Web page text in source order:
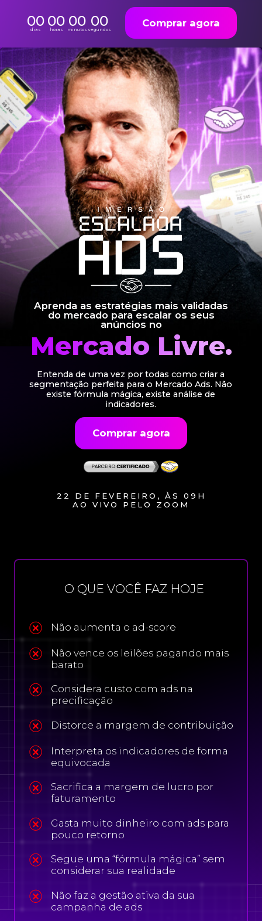
00
dias
00
horas
00
minutos
00
segundos
Comprar agora
Aprenda as estratégias mais validadas
do mercado para escalar os seus
anúncios no
Mercado Livre.
Entenda de uma vez por todas como criar a
segmentação perfeita para o Mercado Ads. Não
existe fórmula mágica, existe análise de
indicadores.
Comprar agora
22 DE FEVEREIRO, ÀS 09H
AO VIVO PELO ZOOM
O QUE VOCÊ FAZ HOJE
Não aumenta o ad-score
Não vence os leilões pagando mais
barato
Considera custo com ads na
precificação
Distorce a margem de contribuição
Interpreta os indicadores de forma
equivocada
Sacrifica a margem de lucro por
faturamento
Gasta muito dinheiro com ads para
pouco retorno
Segue uma “fórmula mágica” sem
considerar sua realidade
Não faz a gestão ativa da sua
campanha de ads